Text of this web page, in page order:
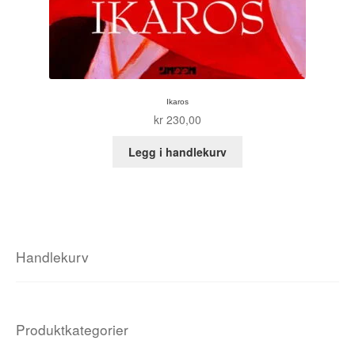
Ikaros
kr 230,00
Legg i handlekurv
Handlekurv
Produktkategorier